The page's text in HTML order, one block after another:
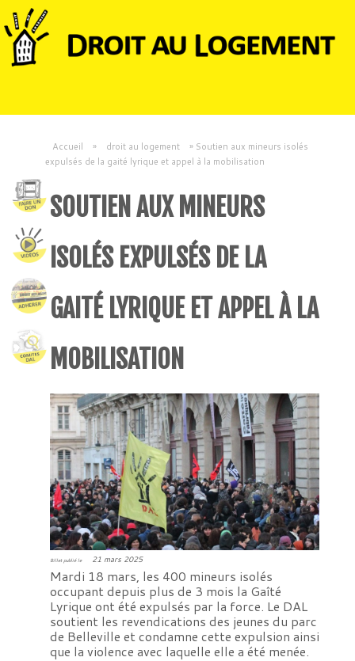
Accueil » droit au logement » Soutien aux mineurs isolés
expulsés de la gaité lyrique et appel à la mobilisation
SOUTIEN AUX MINEURS
ISOLÉS EXPULSÉS DE LA
GAITÉ LYRIQUE ET APPEL À LA
MOBILISATION
Billet publié le 21 mars 2025
Mardi 18 mars, les 400 mineurs isolés
occupant depuis plus de 3 mois la Gaîté
Lyrique ont été expulsés par la force. Le DAL
soutient les revendications des jeunes du parc
de Belleville et condamne cette expulsion ainsi
que la violence avec laquelle elle a été menée.